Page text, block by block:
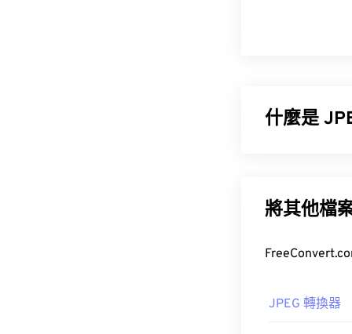
什麼是
輸和在網站上
式。
將其他檔
JPEG 轉換器